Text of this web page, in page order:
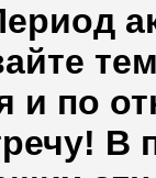
и по
В